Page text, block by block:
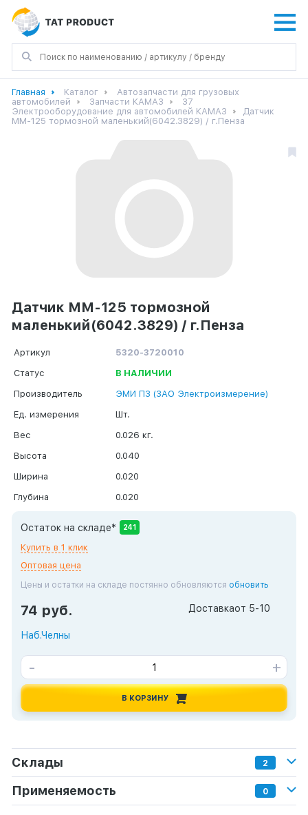
Главная Каталог
Автозапчасти для грузовых
автомобилей
Запчасти КАМАЗ
37
Электрооборудование для автомобилей КАМАЗ
Датчик
ММ-125 тормозной маленький(6042.3829) / г.Пенза
Датчик ММ-125 тормозной
маленький(6042.3829) / г.Пенза
Артикул
5320-3720010
Статус
В НАЛИЧИИ
Производитель
ЭМИ ПЗ (ЗАО Электроизмерение)
Ед. измерения
Шт.
Вес
0.026 кг.
Высота
0.040
Ширина
0.020
Глубина
0.020
Остаток на складе* 241
Купить в 1 клик
Оптовая цена
Цены и остатки на складе постянно обновляются обновить
74 руб. Доставкаот 5-10
Наб.Челны
- +
В КОРЗИНУ
Склады 2
Применяемость 0